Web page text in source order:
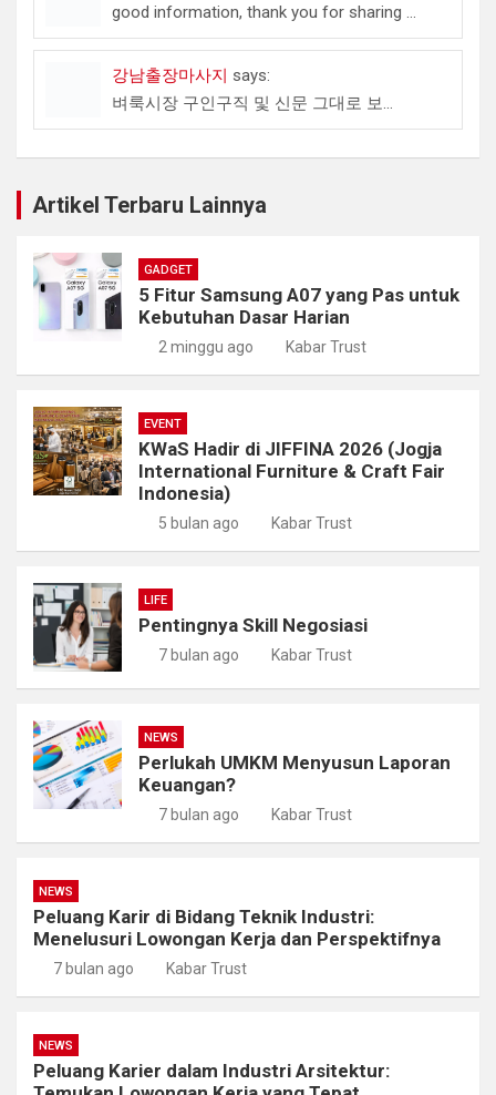
good information, thank you for sharing ...
강남출장마사지 says:
벼룩시장 구인구직 및 신문 그대로 보...
Artikel Terbaru Lainnya
GADGET
5 Fitur Samsung A07 yang Pas untuk
Kebutuhan Dasar Harian
2 minggu ago Kabar Trust
EVENT
KWaS Hadir di JIFFINA 2026 (Jogja
International Furniture & Craft Fair
Indonesia)
5 bulan ago Kabar Trust
LIFE
Pentingnya Skill Negosiasi
7 bulan ago Kabar Trust
NEWS
Perlukah UMKM Menyusun Laporan
Keuangan?
7 bulan ago Kabar Trust
NEWS
Peluang Karir di Bidang Teknik Industri:
Menelusuri Lowongan Kerja dan Perspektifnya
7 bulan ago Kabar Trust
NEWS
Peluang Karier dalam Industri Arsitektur: